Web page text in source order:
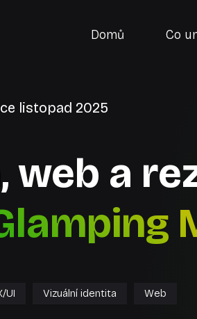
Domů Co
listopad 2025
web a
UI Vizuální identita Web